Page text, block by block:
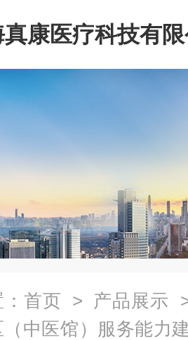
康医疗科技有
首页 > 产品展示
（中医馆）服务能力